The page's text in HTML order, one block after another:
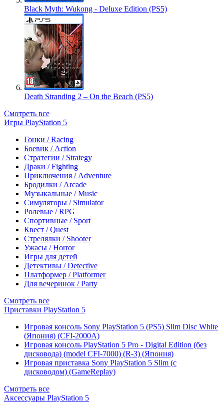
Black Myth: Wukong - Deluxe Edition (PS5)
Death Stranding 2 – On the Beach (PS5)
Смотреть все
Игры PlayStation 5
Гонки / Racing
Боевик / Action
Стратегии / Strategy
Драки / Fighting
Приключения / Adventure
Бродилки / Arcade
Музыкальные / Music
Симуляторы / Simulator
Ролевые / RPG
Спортивные / Sport
Квест / Quest
Стрелялки / Shooter
Ужасы / Horror
Игры для детей
Детективы / Detective
Платформер / Platformer
Для вечеринок / Party
Смотреть все
Приставки PlayStation 5
Игровая консоль Sony PlayStation 5 (PS5) Slim Disc White
(Япония) (CFI-2000A)
Игровая консоль PlayStation 5 Pro - Digital Edition (без
дисковода) (model CFI-7000) (R-3) (Япония)
Игровая приставка Sony PlayStation 5 Slim (с
дисководом) (GameReplay)
Смотреть все
Аксессуары PlayStation 5